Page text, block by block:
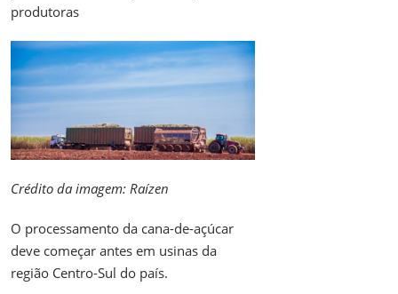
produtoras
Crédito da imagem: Raízen
O processamento da cana-de-açúcar
deve começar antes em usinas da
região Centro-Sul do país.